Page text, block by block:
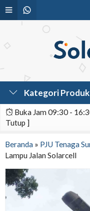
Kategori Produk
Buka Jam 09:30 -
Tutup ]
Beranda » PJU Tenaga
Lampu Jalan Solarcell